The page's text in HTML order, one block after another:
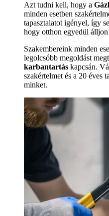
Azt tudni kell, hogy a
minden esetben
tapasztalatot igényel, így
hogy otthon egyedül
Szakembereink minden
legolcsóbb megoldást
karbantartás kapcsán.
szakértelmet és a 20 éves
minket.